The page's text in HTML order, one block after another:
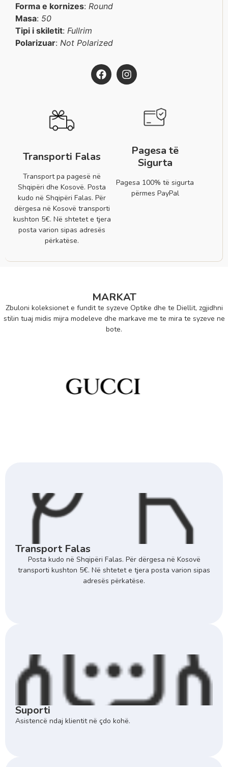
Forma e kornizes: Round
Masa: 50
Tipi i skiletit: Fullrim
Polarizuar: Not Polarized
Transporti Falas
Transport pa pagesë në
Shqipëri dhe Kosovë. Posta
kudo në Shqipëri Falas. Për
dërgesa në Kosovë transporti
kushton 5€. Në shtetet e tjera
posta varion sipas adresës
përkatëse.
Pagesa të
Sigurta
Pagesa 100% të sigurta
përmes PayPal
MARKAT
Zbuloni koleksionet e fundit te syzeve Optike dhe te Diellit, zgjidhni
stilin tuaj midis mijra modeleve dhe markave me te mira te syzeve ne
bote.
Transport Falas
Posta kudo në Shqipëri Falas. Për dërgesa në Kosovë
transporti kushton 5€. Në shtetet e tjera posta varion sipas
adresës përkatëse.
Suporti
Asistencë ndaj klientit në çdo kohë.